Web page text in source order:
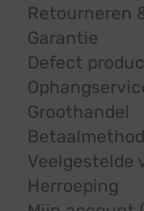
Retourneren
Garantie
Defect
Groothandel
Veelgestelde
Herroeping